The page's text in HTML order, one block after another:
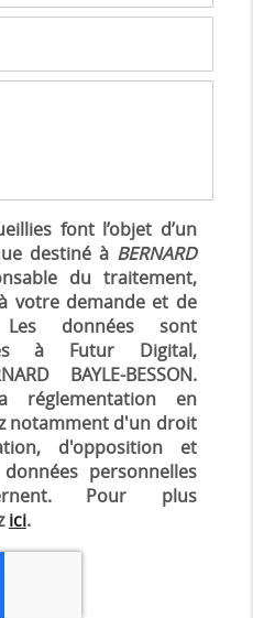
font l’objet d’un
destiné àBERNARD
du traitement,
votre demande et de
données sont
à Futur Digital,
BAYLE-BESSON.
réglementation en
notamment d'un droit
d'opposition et
personnelles
Pour plus
ici.